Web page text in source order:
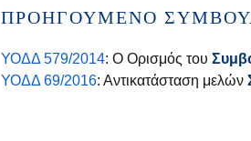
ΠΡΟΗΓΟΎΜΕΝΟ
ΥΟΔΔ 579/2014: Ο Ορισμός του
ΥΟΔΔ 69/2016: Αντικατάσταση μελών